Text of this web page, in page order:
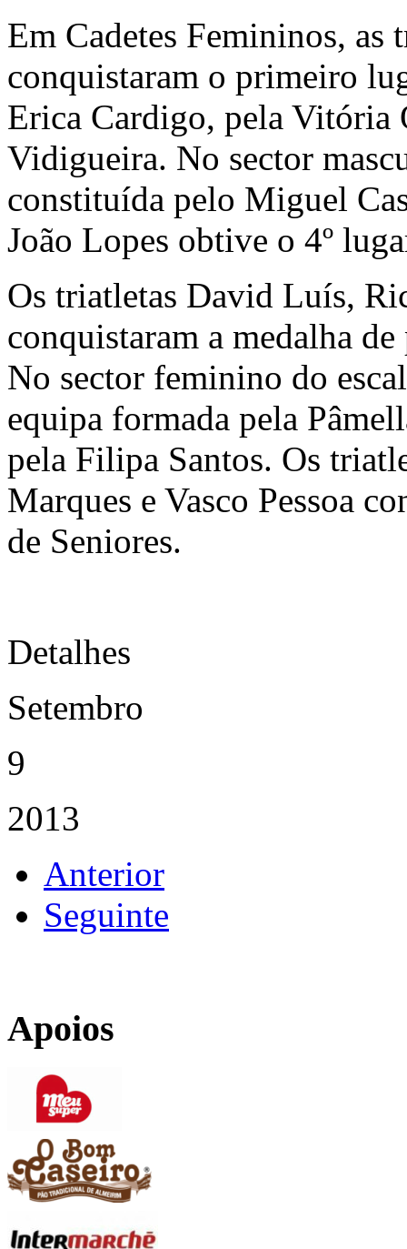
Em Cadetes Femininos,
conquistaram o primeiro
Erica Cardigo, pela Vitória
Vidigueira. No sector
constituída pelo Miguel
João Lopes obtive o 4º
Os triatletas David Luís,
conquistaram a medalha
No sector feminino do
equipa formada pela
pela Filipa Santos. Os
Marques e Vasco Pessoa
de Seniores.
Detalhes
Setembro
9
2013
Anterior
Seguinte
Apoios